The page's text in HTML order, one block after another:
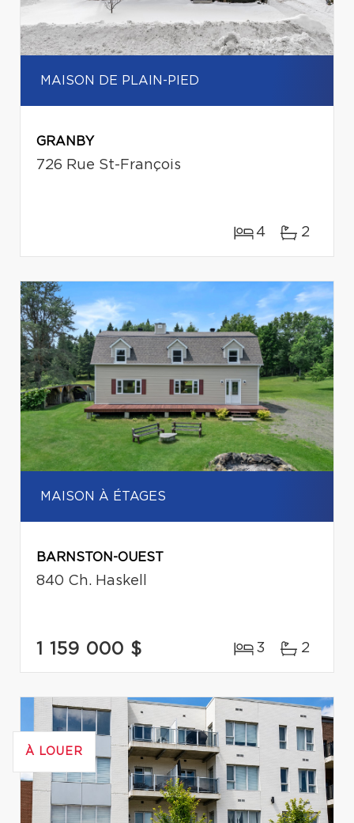
MAISON DE PLAIN-PIED
GRANBY
726 Rue St-François
4 2
MAISON À ÉTAGES
BARNSTON-OUEST
840 Ch. Haskell
1 159 000 $ 3 2
À LOUER